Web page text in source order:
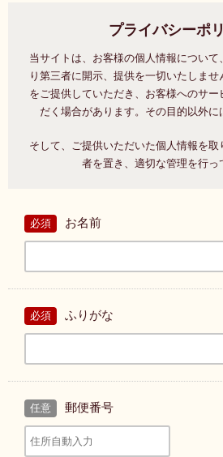
プライバシーポ
当サイトは、お客様の個人情報につい
り第三者に開示、提供を一切いたしませ
をご提供していただき、お客様へのサ
だく場合があります。 その目的以外に
そして、ご提供いただいた個人情報を
者を置き、適切な管理を行っ
必須 お名前
必須 ふりがな
任意 郵便番号